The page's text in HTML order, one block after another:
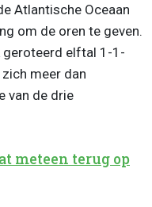
Atlantische Oceaan
om de oren te geven.
geroteerd elftal 1-1-
meer dan
van de drie
meteen terug op